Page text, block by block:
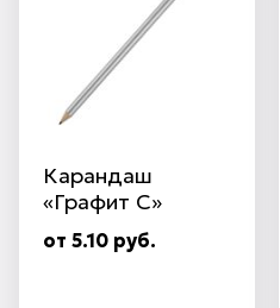
Карандаш
«Графит C»
от 5.10 руб.